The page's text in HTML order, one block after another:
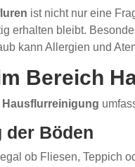
ist nicht nur eine
erhalten bleibt.
kann Allergien und
Bereich
Hausflurreinigung
der Böden
ob Fliesen, Teppich